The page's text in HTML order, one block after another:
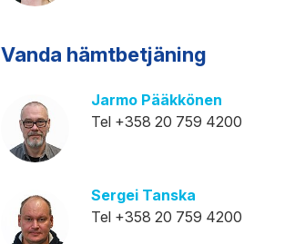
Vanda hämtbetjäning
Jarmo Pääkkönen
Tel +358 20 759 4200
Sergei Tanska
Tel +358 20 759 4200